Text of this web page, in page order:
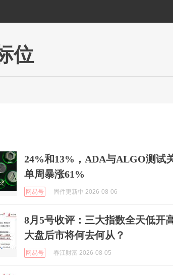
位
24%和13%，ADA与ALGO测试
单周暴涨61%
网易号 固件更新中 2026-08-06
8月5号收评：三大指数全天低开
大盘后市将何去何从？
网易号 春江财富 2026-08-05